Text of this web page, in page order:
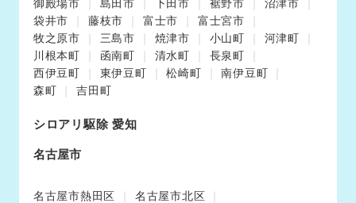
御殿場市
島田市 下田市 裾野市
沼津市
袋井市
藤枝市 富士市
富士宮市
牧之原市
三島市 焼津市 小山町
河津町
川根本町
函南町 清水町
長泉町
西伊豆町
東伊豆町 松崎町
南伊豆町
森町
吉田町
シロアリ駆除 愛知
名古屋市
名古屋市熱田区
名古屋市北区